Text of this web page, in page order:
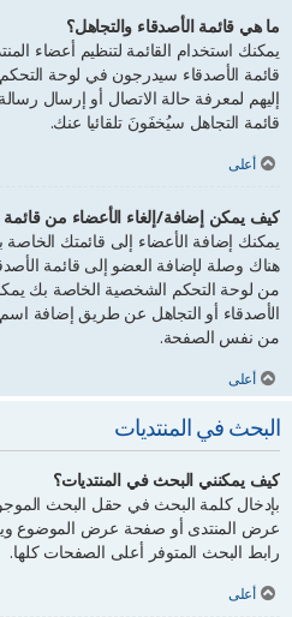
ما هي قائمة الأصدقاء والتجاهل؟
يمكنك استخدام القائمة لتنظيم أعضاء
قائمة الأصدقاء سيدرجون في لوحة
إليهم لمعرفة حالة الاتصال أو إرسال
قائمة التجاهل سيُخفَونَ تلقائيا عنك.
أعلى
كيف يمكن إضافة/إلغاء الأعضاء من قائمة
يمكنك إضافة الأعضاء إلى قائمتك
هناك وصلة لإضافة العضو إلى قائمة
من لوحة التحكم الشخصية الخاصة بك
الأصدقاء أو التجاهل عن طريق إضافة
من نفس الصفحة.
أعلى
البحث في المنتديات
كيف يمكنني البحث في المنتديات؟
بإدخال كلمة البحث في حقل البحث
عرض المنتدى أو صفحة عرض الموضوع
رابط البحث المتوفر أعلى الصفحات كلها.
أعلى